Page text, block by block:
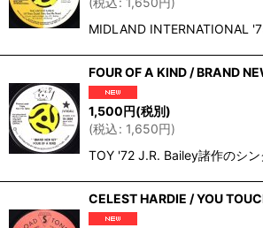
MIDLAND INTERNATIONAL
FOUR OF A KIND / BRAND
1,500円(税別)
(税込: 1,650円)
TOY '72 J.R. Bailey諸作のシ
CELEST HARDIE / YOU